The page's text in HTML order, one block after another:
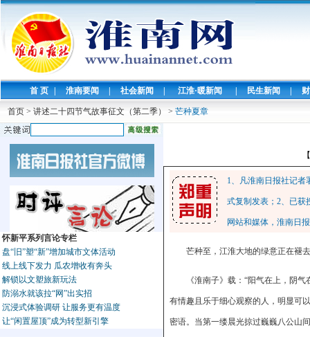
首 页 | 淮南要闻 | 社会新闻 | 江淮·暖新闻 | 民生新闻 |
首页 > 讲述二十四节气故事征文（第二季） > 芒种夏章
怀新平系列言论专栏
盘“旧”塑“新”增加城市文体活动
线上线下发力 瓜农增收有奔头
解锁以文塑旅新玩法
防溺水就该拉“网”出实招
沉浸式体验调研 让服务更有温度
让“闲置屋顶”成为转型新引擎
1、凡淮南日报社记
式复制发表；2、已获
网站和媒体，淮南日
芒种至，江淮大地的绿意正在褪
《淮南子》载：“阳气在上，阴
有情趣且乐于细心观察的人，明显可
密语。当第一缕晨光掠过巍巍八公山